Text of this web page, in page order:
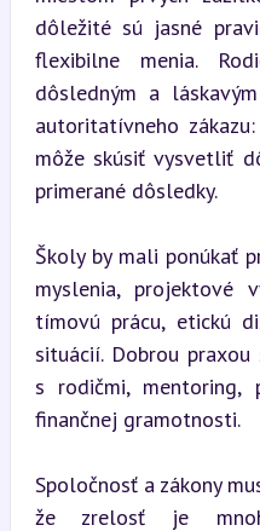
dôležité sú jasné
flexibilne menia.
dôsledným a
autoritatívneho
môže skúsiť vysvetliť
primerané dôsledky.
Školy by mali ponúkať
myslenia, projektové
tímovú prácu, etickú
situácií. Dobrou
s rodičmi, mentoring,
finančnej gramotnosti.
Spoločnosť a zákony
že zrelosť je